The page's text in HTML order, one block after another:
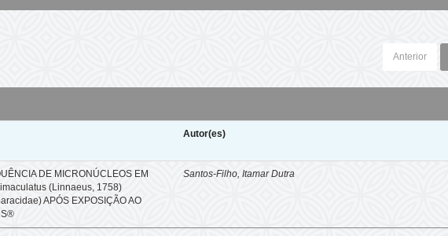
Anterior
Autor(es)
DE MICRONÚCLEOS EM
(Linnaeus, 1758)
APÓS EXPOSIÇÃO AO
Santos-Filho, Itamar Dutra